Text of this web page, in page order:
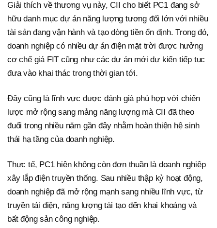
Giải thích về thương vụ này, CII cho biết PC1 đang sở
hữu danh mục dự án năng lượng tương đối lớn với nhiều
tài sản đang vận hành và tạo dòng tiền ổn định. Trong đó,
doanh nghiệp có nhiều dự án điện mặt trời được hưởng
cơ chế giá FIT cũng như các dự án mới dự kiến tiếp tục
đưa vào khai thác trong thời gian tới.
Đây cũng là lĩnh vực được đánh giá phù hợp với chiến
lược mở rộng sang mảng năng lượng mà CII đã theo
đuổi trong nhiều năm gần đây nhằm hoàn thiện hệ sinh
thái hạ tầng của doanh nghiệp.
Thực tế, PC1 hiện không còn đơn thuần là doanh nghiệp
xây lắp điện truyền thống. Sau nhiều thập kỷ hoạt động,
doanh nghiệp đã mở rộng mạnh sang nhiều lĩnh vực, từ
truyền tải điện, năng lượng tái tạo đến khai khoáng và
bất động sản công nghiệp.